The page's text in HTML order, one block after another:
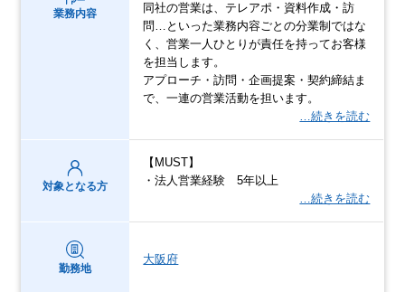
業務内容
同社の営業は、テレアポ・資料作成・訪
問…といった業務内容ごとの分業制ではな
く、営業一人ひとりが責任を持ってお客様
を担当します。
アプローチ・訪問・企画提案・契約締結ま
で、一連の営業活動を担います。
…続きを読む
対象となる方
【MUST】
・法人営業経験 5年以上
…続きを読む
勤務地
大阪府